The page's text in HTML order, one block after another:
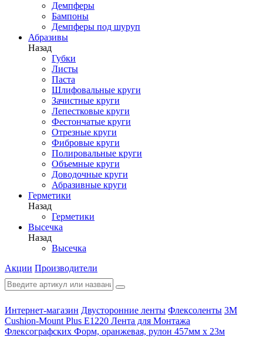
Демпферы
Бампоны
Демпферы под шуруп
Абразивы
Назад
Губки
Листы
Паста
Шлифовальные круги
Зачистные круги
Лепестковые круги
Фестончатые круги
Отрезные круги
Фибровые круги
Полировальные круги
Объемные круги
Доводочные круги
Абразивные круги
Герметики
Назад
Герметики
Высечка
Назад
Высечка
Акции Производители
Интернет-магазин Двусторонние ленты Флексоленты 3M
Cushion-Mount Plus E1220 Лента для Монтажа
Флексографских Форм, оранжевая, рулон 457мм х 23м